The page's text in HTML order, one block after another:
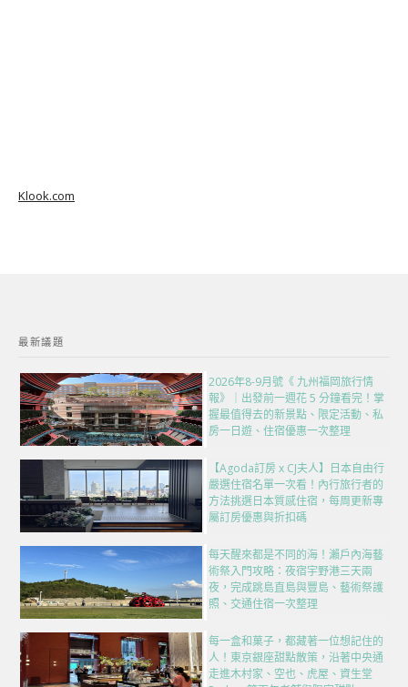
Klook.com
最新議題
2026年8-9月號《 九州福岡旅行情
報》｜出發前一週花 5 分鐘看完！掌
握最值得去的新景點、限定活動、私
房一日遊、住宿優惠一次整理
【Agoda訂房 x CJ夫人】日本自由行
嚴選住宿名單一次看！內行旅行者的
方法挑選日本質感住宿，每周更新專
屬訂房優惠與折扣碼
每天醒來都是不同的海！瀨戶內海藝
術祭入門攻略：夜宿宇野港三天兩
夜，完成跳島直島與豐島、藝術祭護
照、交通住宿一次整理
每一盒和菓子，都藏著一位想記住的
人！東京銀座甜點散策，沿著中央通
走進木村家、空也、虎屋、資生堂